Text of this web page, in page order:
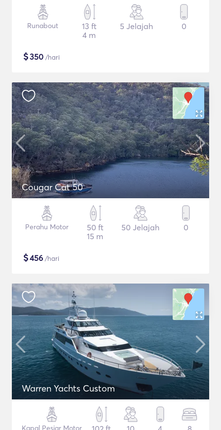
Runabout
13 ft
4 m
5 Jelajah 0
$350 /hari
Cougar Cat 50
Perahu Motor
50 ft
15 m
50 Jelajah 0
$456 /hari
Warren Yachts Custom
Kapal Pesiar Motor